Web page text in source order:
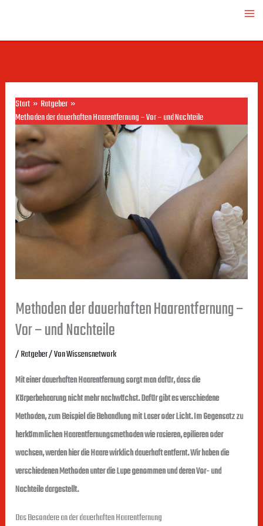
springen
Start
Ratgeber
Methoden der dauerhaften Haarentfernung – Vor – und Nachteile
Methoden der dauerhaften Haarentfernung –
Vor – und Nachteile
/Ratgeber/ VonWissensnetwork
Mit einer dauerhaften Haarentfernung sorgt man dafür, dass die
Körperbehaarung nicht mehr nachwächst. Dafür gibt es verschiedene
Methoden, zum Beispiel die Behandlung mit Laser oder Licht. Im Gegensatz zu
herkömmlichen Haarentfernungsmethoden wie rasieren, epilieren oder
wachsen, werden hier die Haare wirklich dauerhaft entfernt. Wir haben die
verschiedenen Methoden unter die Lupe genommen und deren Vor- und
Nachteile dargestellt.
Das Besondere an der dauerhaften Haarentfernung